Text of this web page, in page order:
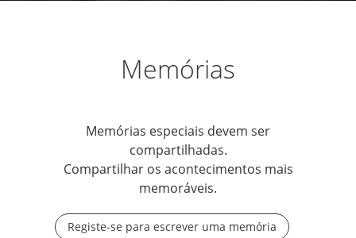
Memórias
Memórias especiais devem ser
compartilhadas.
Compartilhar os acontecimentos mais
memoráveis.
Registe-se para escrever uma memória